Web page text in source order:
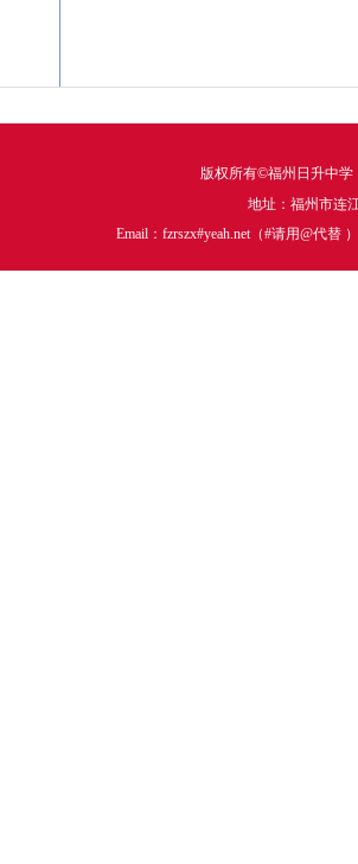
版权所有©福州日升中
地址：福州市连
Email：fzrszx#yeah.net（#请用@代替